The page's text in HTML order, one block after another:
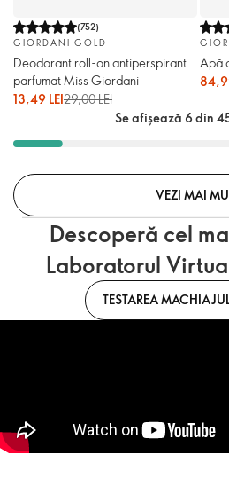
(752)
GIORDANI GOLD
Deodorant roll-on antiperspirant
parfumat Miss Giordani
13,49 LEI29,00 LEI
Apă
Se afișează 6 din
VEZI MAI
Descoperă cel
Laboratorul
TESTAREA